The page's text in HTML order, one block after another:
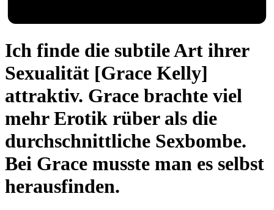
Ich finde die subtile Art ihrer
Sexualität [Grace Kelly]
attraktiv. Grace brachte viel
mehr Erotik rüber als die
durchschnittliche Sexbombe.
Bei Grace musste man es selbst
herausfinden.